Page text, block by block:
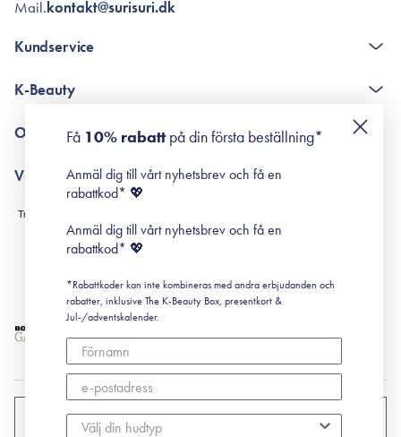
Mail.kontakt@surisuri.dk
Kundservice
Poängshop - frågor och svar
K-Beauty
Retinol för nybörjare
Om Surisuri
Black Friday
Villkor
Leverans & Retur
Köpvillkor
Prenumerationsvillkor
Cookiepolicy
SVERIGE
Få 10% rabattpå din första beställning*
Anmäl dig till vårt nyhetsbrev och få en
rabattkod* 💖
Anmäl dig till vårt nyhetsbrev och få en
rabattkod* 💖
*Rabattkoder kan inte kombineras med andra erbjudanden och
rabatter, inklusive The K-Beauty Box, presentkort &
Jul-/adventskalender.